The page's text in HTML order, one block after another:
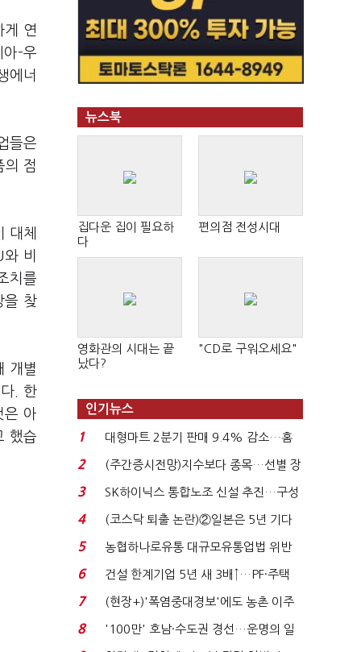
게 연
아-우
에너
들은
의 점
대체
비
치를
을 찾
개별
. 한
은 아
했습
뉴스북
집다운 집이 필요하
다
편의점 전성시대
영화관의 시대는 끝
났다?
"CD로 구워오세요"
인기뉴스
1
대형마트 2분기 판매 9.4% 감소…홈
플러스 사태 여파...
2
(주간증시전망)지수보다 종목…선별 장
세 이어진다...
3
SK하이닉스 통합노조 신설 추진…구성
원 간 성과급 불...
4
(코스닥 퇴출 논란)②일본은 5년 기다
려주는데 우리는 ...
5
농협하나로유통 대규모유통업법 위반
적발…공정위, 과...
6
건설 한계기업 5년 새 3배↑…PF·주택
침체에 재무 ...
7
(현장+)'폭염중대경보'에도 농촌 이주
노동자는 강행군…'야...
8
'100만' 호남·수도권 경선…운명의 일
주일